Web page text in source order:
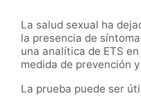
La salud sexual ha
la presencia de
una analítica de ETS
medida de prevención
La prueba puede ser